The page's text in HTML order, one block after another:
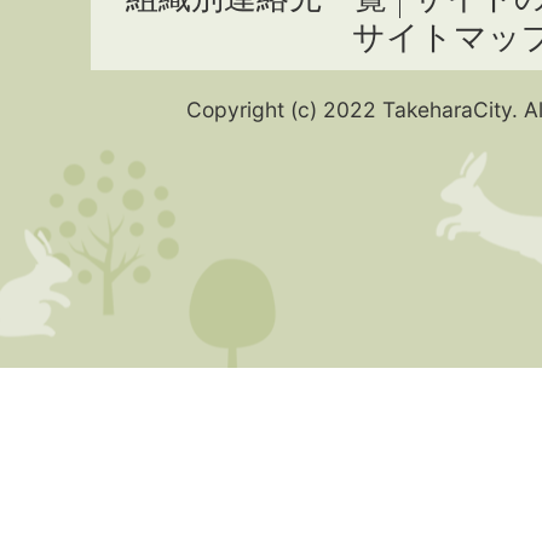
サイトマッ
Copyright (c) 2022 TakeharaCity.